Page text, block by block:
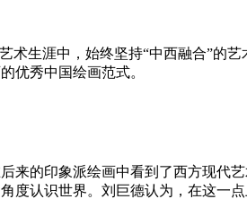
生涯中，始终坚持“中西融合”的
优秀中国绘画范式。
来的印象派绘画中看到了西方现代
度认识世界。刘巨德认为，在这一